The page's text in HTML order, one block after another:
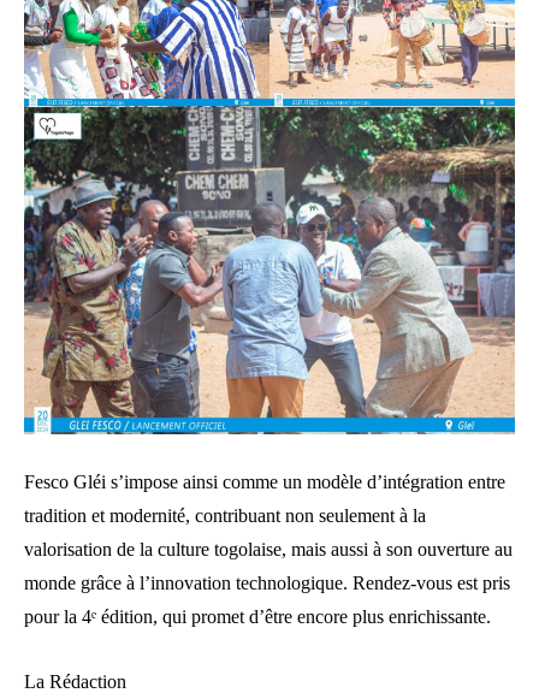
Fesco Gléi s’impose ainsi comme un modèle d’intégration entre
tradition et modernité, contribuant non seulement à la
valorisation de la culture togolaise, mais aussi à son ouverture au
monde grâce à l’innovation technologique. Rendez-vous est pris
pour la 4ᵉ édition, qui promet d’être encore plus enrichissante.
La Rédaction